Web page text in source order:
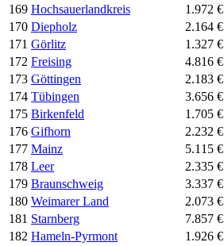
169 Hochsauerlandkreis 1.972 €
170 Diepholz 2.164 €
171 Görlitz 1.327 €
172 Freising 4.816 €
173 Göttingen 2.183 €
174 Tübingen 3.656 €
175 Birkenfeld 1.705 €
176 Gifhorn 2.232 €
177 Mainz 5.115 €
178 Leer 2.335 €
179 Braunschweig 3.337 €
180 Weimarer Land 2.073 €
181 Starnberg 7.857 €
182 Hameln-Pyrmont 1.926 €